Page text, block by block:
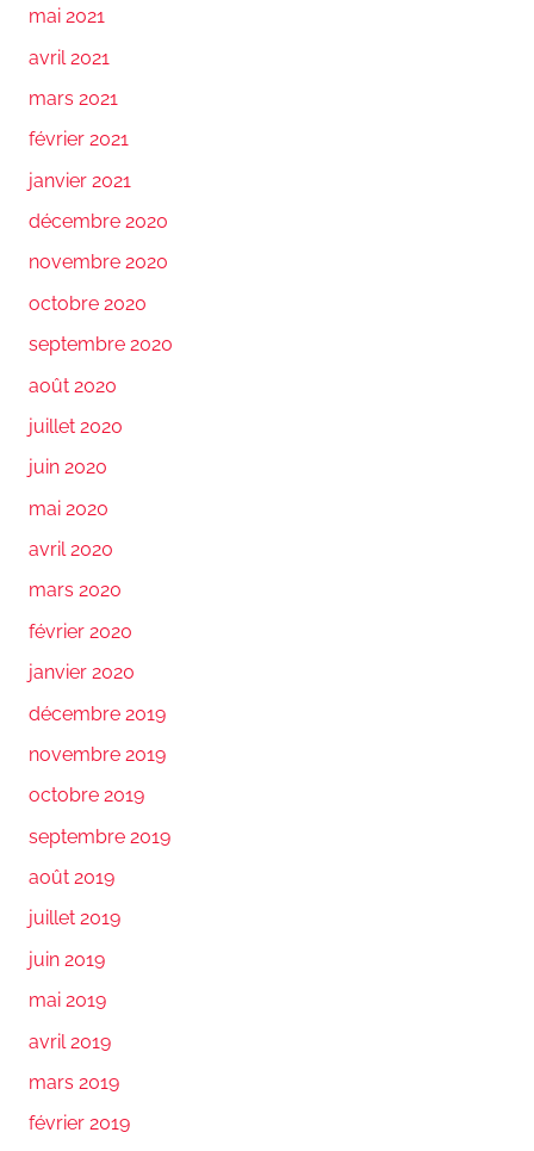
mai 2021
avril 2021
mars 2021
février 2021
janvier 2021
décembre 2020
novembre 2020
octobre 2020
septembre 2020
août 2020
juillet 2020
juin 2020
mai 2020
avril 2020
mars 2020
février 2020
janvier 2020
décembre 2019
novembre 2019
octobre 2019
septembre 2019
août 2019
juillet 2019
juin 2019
mai 2019
avril 2019
mars 2019
février 2019